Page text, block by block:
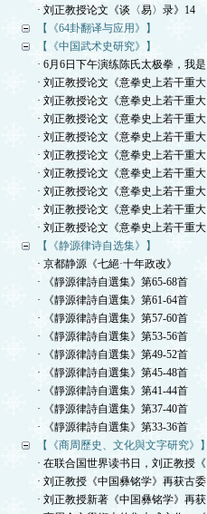
· 刘正教授论文《谈〈易〉录》14
【《64卦翻译与应用》】
【《中国武术史研究》】
· 6月6日下午演练陈氏太极拳，我是
· 刘正教授论文《意拳史上若干重大
· 刘正教授论文《意拳史上若干重大
· 刘正教授论文《意拳史上若干重大
· 刘正教授论文《意拳史上若干重大
· 刘正教授论文《意拳史上若干重大
· 刘正教授论文《意拳史上若干重大
· 刘正教授论文《意拳史上若干重大
· 刘正教授论文《意拳史上若干重大
· 刘正教授论文《意拳史上若干重大
【《静源律诗自选集》】
· 京都静源《七絕·十年政改》
· 《靜源律詩自選集》第65-68首
· 《靜源律詩自選集》第61-64首
· 《靜源律詩自選集》第57-60首
· 《靜源律詩自選集》第53-56首
· 《靜源律詩自選集》第49-52首
· 《靜源律詩自選集》第45-48首
· 《靜源律詩自選集》第41-44首
· 《靜源律詩自選集》第37-40首
· 《靜源律詩自選集》第33-36首
【《商周歷史、文化與文字研究》】
· 在联合国世界读书日，刘正教授《
· 刘正教授《中国彝铭学》再获古委
· 刘正教授新著《中国彝铭学》再获